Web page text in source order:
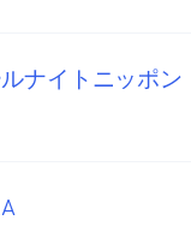
ナイトニッポン